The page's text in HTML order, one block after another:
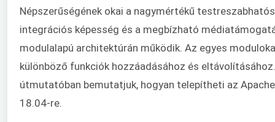
Népszerűségének okai a nagymértékű
integrációs képesség és a megbízható
modulalapú architektúrán működik. Az egyes
különböző funkciók hozzáadásához és
útmutatóban bemutatjuk, hogyan telepítheti az
18.04-re.